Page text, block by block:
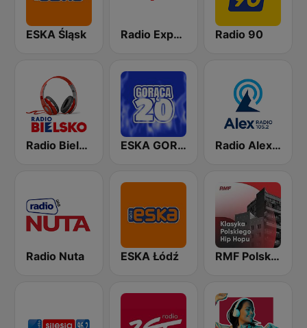
ESKA Śląsk Radio Express Radio 90
Radio Bielsko 106.7 ESKA GORĄCA 20 Radio Alex 105.2 FM
Radio Nuta ESKA Łódź RMF Polski hip hop